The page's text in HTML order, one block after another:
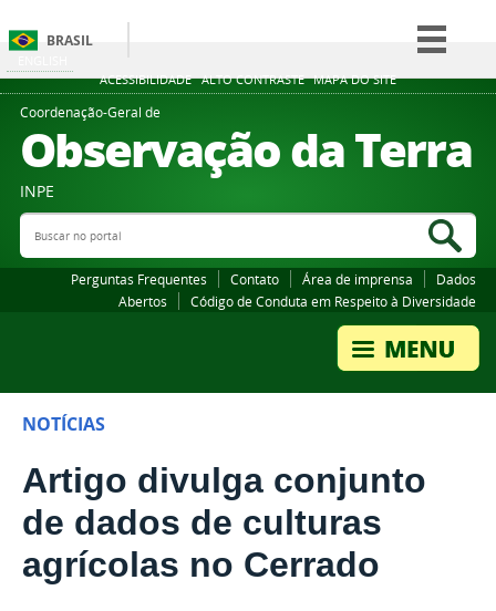
ACESSIBILIDADE ALTO CONTRASTE MAPA DO SITE
BRASIL
Simplifique!
Participe
Legislação
Coordenação-Geral de
Observação da Terra
INPE
Buscar no portal
Perguntas Frequentes Contato Área de imprensa
Dados
Abertos
Código de Conduta em Respeito à Diversidade
NOTÍCIAS
Artigo divulga conjunto
de dados de culturas
agrícolas no Cerrado